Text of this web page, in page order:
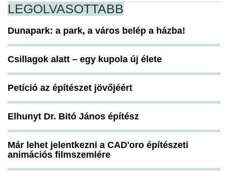
LEGOLVASOTTABB
Dunapark: a park, a város belép a házba!
Csillagok alatt – egy kupola új élete
Petíció az építészet jövőjéért
Elhunyt Dr. Bitó János építész
Már lehet jelentkezni a CAD'oro építészeti
animációs filmszemlére